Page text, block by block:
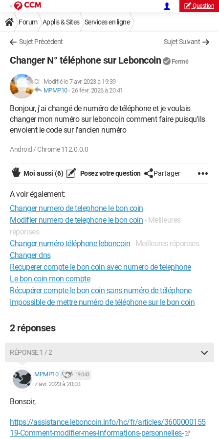
Question
Forum Applis & Sites Services en ligne
Sujet Précédent Sujet Suivant
Changer N° téléphone sur Leboncoin Fermé
Ci - Modifié le 7 avr. 2023 à 19:39
MPMP10-26 févr. 2026 à 20:41
Bonjour, j'ai changé de numéro de téléphone et je voulais
changer mon numéro sur leboncoin comment faire puisqu'ils
envoient le code sur l'ancien numéro
Android / Chrome 112.0.0.0
Moi aussi (6) Posez votre question Partager
A voir également:
Changer numero de telephone le bon coin
Modifier numero de telephone le bon coin - Meilleures
réponses
Changer numéro téléphone leboncoin - Meilleures réponses
Changer dns
Recuperer compte le bon coin avec numero de telephone
Le bon coin mon compte
Récupérer compte le bon coin sans numéro de téléphone
Impossible de mettre numéro de téléphone sur le bon coin
2 réponses
RÉPONSE 1 / 2
MPMP10 19 043
7 avr. 2023 à 20:03
Bonsoir,
https://assistance.leboncoin.info/hc/fr/articles/3600000155
19-Comment-modifier-mes-informations-personnelles-